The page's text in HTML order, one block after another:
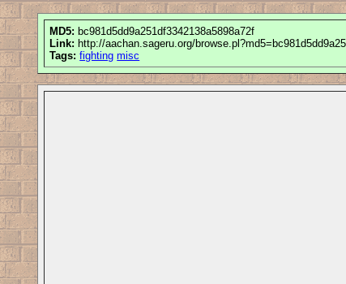
MD5: bc981d5dd9a251df3342138a5898a72f
Link: http://aachan.sageru.org/
Tags: fighting misc